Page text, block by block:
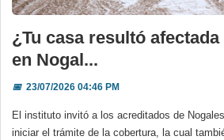
¿Tu casa resultó
en Nogal...
📅23/07/2026 04:46 PM
El instituto invitó a los acreditados de
iniciar el trámite de la cobertura, la cual